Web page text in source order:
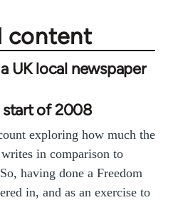
content
UK local newspaper
start of 2008
exploring how much the
in comparison to
having done a Freedom
in, and as an exercise to